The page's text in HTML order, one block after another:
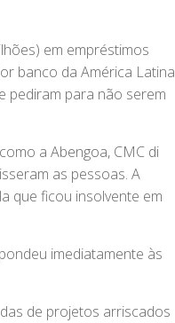
em empréstimos
banco da América Latina
pediram para não serem
a Abengoa, CMC di
as pessoas. A
que ficou insolvente em
imediatamente às
de projetos arriscados